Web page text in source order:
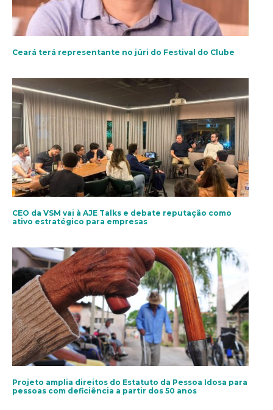
Ceará terá representante no júri do Festival do Clube
CEO da VSM vai à AJE Talks e debate reputação como
ativo estratégico para empresas
Projeto amplia direitos do Estatuto da Pessoa Idosa para
pessoas com deficiência a partir dos 50 anos